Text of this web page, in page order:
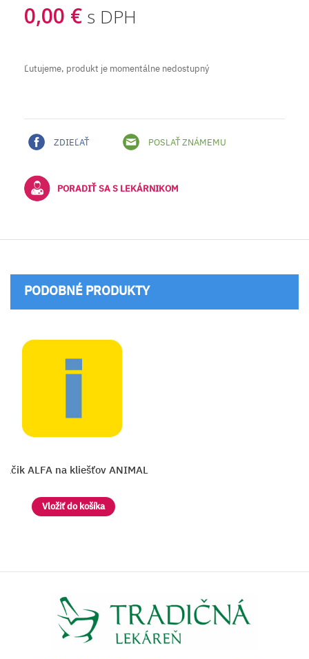
0,00 € s DPH
Ľutujeme, produkt je momentálne nedostupný
ZDIEĽAŤ POSLAŤ ZNÁMEMU
PORADIŤ SA S LEKÁRNIKOM
PODOBNÉ PRODUKTY
ALFA na kliešťov ANIMAL
Vložiť do košíka